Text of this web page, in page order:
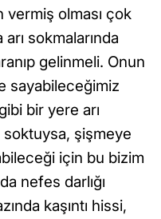
vermiş olması çok
sokmalarında
gelinmeli. Onun
sayabileceğimiz
bir yere arı
şişmeye
için bu bizim
nefes darlığı
kaşıntı hissi,